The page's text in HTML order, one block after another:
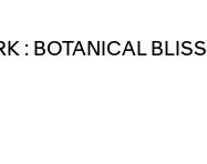
: BOTANICAL BLISS